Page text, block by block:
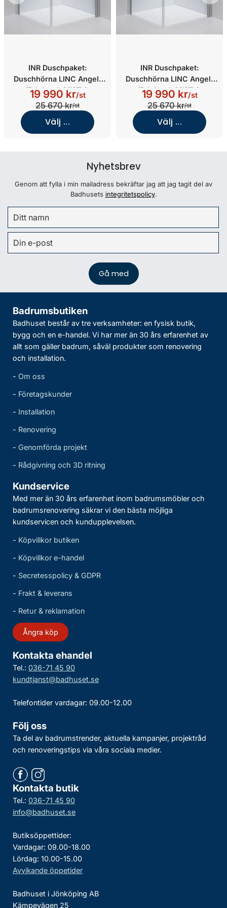
INR Duschpaket:
Duschhörna LINC Angel,
Takdusch MIST &
Duschförvaring PILE
(800x800/Klarglas/Mattbor
stad)
19 990 kr/st
25 670 kr/st
Välj ...
INR Duschpaket:
Duschhörna LINC Angel,
Takdusch MIST &
Duschförvaring PILE
(700x700/Klarglas/Mattbor
stad)
19 990 kr/st
25 670 kr/st
Välj ...
Nyhetsbrev
Genom att fylla i min mailadress bekräftar jag att jag tagit del av
Badhusets integritetspolicy.
Badrumsbutiken
Badhuset består av tre verksamheter: en fysisk butik,
bygg och en e-handel. Vi har mer än 30 års erfarenhet av
allt som gäller badrum, såväl produkter som renovering
och installation.
- Om oss
- Företagskunder
- Installation
- Renovering
- Genomförda projekt
- Rådgivning och 3D ritning
Kundservice
Med mer än 30 års erfarenhet inom badrumsmöbler och
badrumsrenovering säkrar vi den bästa möjliga
kundservicen och kundupplevelsen.
- Köpvillkor butiken
- Köpvillkor e-handel
- Secretesspolicy & GDPR
- Frakt & leverans
- Retur & reklamation
Ångra köp
Kontakta ehandel
Tel.: 036-71 45 90
kundtjanst@badhuset.se
Telefontider vardagar: 09.00-12.00
Följ oss
Ta del av badrumstrender, aktuella kampanjer, projektråd
och renoveringstips via våra sociala medier.
Kontakta butik
Tel.: 036-71 45 90
info@badhuset.se
Butiksöppettider:
Vardagar: 09.00-18.00
Lördag: 10.00-15.00
Avvikande öppetider
Badhuset i Jönköping AB
Kämpevägen 25